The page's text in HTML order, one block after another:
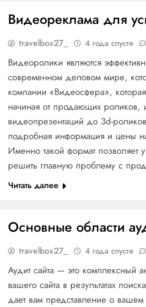
Видеореклама для
travelbox27_ 4 года спустя
Видеоролики являются
современном деловом мире,
компании «Видеосфера»,
начиная от продающих роликов,
видеопрезентаций до 3d-
подробная информация и цены
Именно такой формат позволяет
решить главную проблему с
Читать далее
Основные области
travelbox27_ 4 года спустя
Аудит сайта — это комплексный
вашего сайта в результатах
дает вам представление о вашем